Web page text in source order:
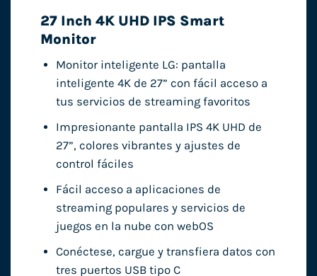
27 Inch 4K UHD IPS Smart
Monitor
Monitor inteligente LG: pantalla
inteligente 4K de 27” con fácil acceso a
tus servicios de streaming favoritos
Impresionante pantalla IPS 4K UHD de
27”, colores vibrantes y ajustes de
control fáciles
Fácil acceso a aplicaciones de
streaming populares y servicios de
juegos en la nube con webOS
Conéctese, cargue y transfiera datos con
tres puertos USB tipo C